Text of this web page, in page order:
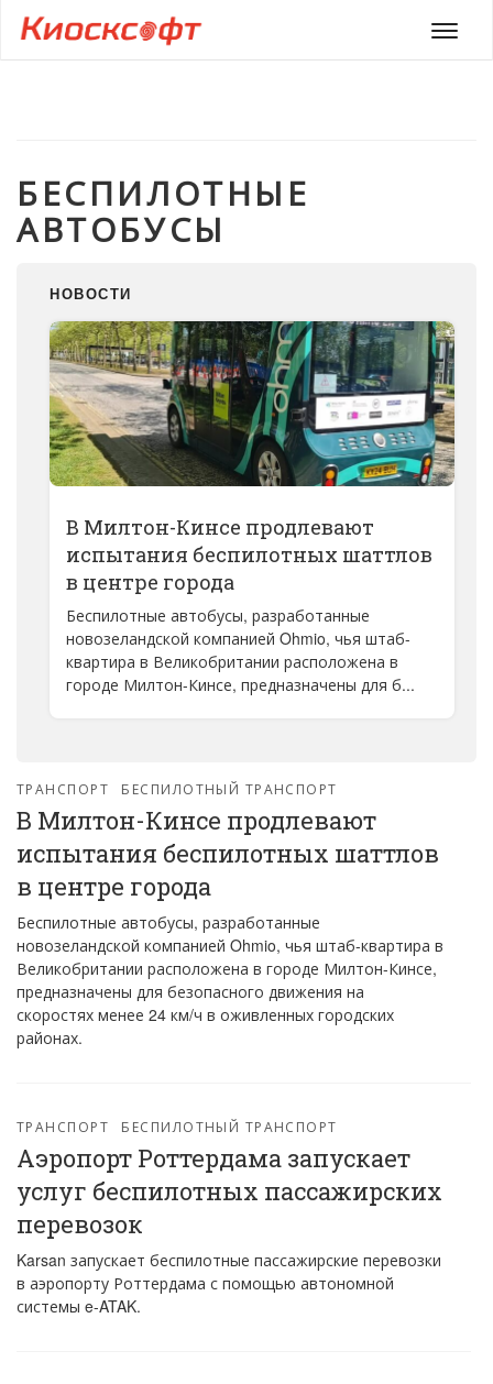
Меню
БЕСПИЛОТНЫЕ
АВТОБУСЫ
НОВОСТИ
В Милтон-Кинсе продлевают
испытания беспилотных шаттлов
в центре города
Беспилотные автобусы, разработанные
новозеландской компанией Ohmio, чья штаб-
квартира в Великобритании расположена в
городе Милтон-Кинсе, предназначены для б...
ТРАНСПОРТ БЕСПИЛОТНЫЙ ТРАНСПОРТ
В Милтон-Кинсе продлевают
испытания беспилотных шаттлов
в центре города
Беспилотные автобусы, разработанные
новозеландской компанией Ohmio, чья штаб-квартира в
Великобритании расположена в городе Милтон-Кинсе,
предназначены для безопасного движения на
скоростях менее 24 км/ч в оживленных городских
районах.
ТРАНСПОРТ БЕСПИЛОТНЫЙ ТРАНСПОРТ
Аэропорт Роттердама запускает
услуг беспилотных пассажирских
перевозок
Karsan запускает беспилотные пассажирские перевозки
в аэропорту Роттердама с помощью автономной
системы e-ATAK.